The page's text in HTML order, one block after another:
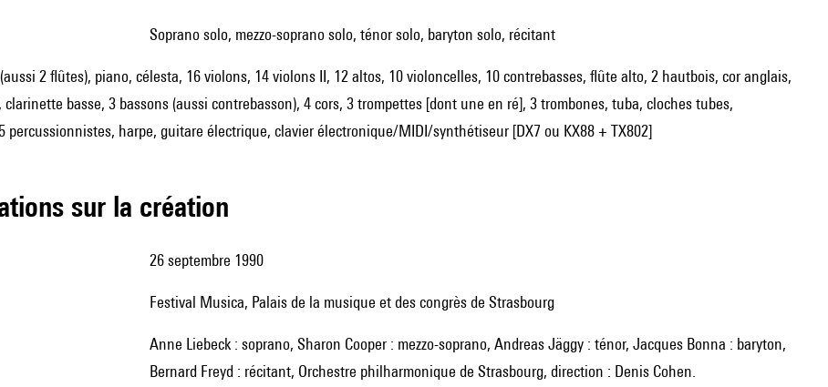
soprano solo, mezzo-soprano solo, ténor solo, baryton solo, récitant
2 flûtes), piano, célesta, 16 violons, 14 violons II, 12 altos, 10 violoncelles, 10 contrebasses, flûte alto, 2 hautbois, cor anglais,
basse, 3 bassons (aussi contrebasson), 4 cors, 3 trompettes [dont une en ré], 3 trombones, tuba, cloches tubes,
percussionnistes, harpe, guitare électrique, clavier électronique/MIDI/synthétiseur [DX7 ou KX88 + TX802]
sur la création
26 septembre 1990
Festival Musica, Palais de la musique et des congrès de Strasbourg
Anne Liebeck : soprano, Sharon Cooper : mezzo-soprano, Andreas Jäggy : ténor, Jacques Bonna : baryton,
Bernard Freyd : récitant, Orchestre philharmonique de Strasbourg, direction : Denis Cohen.